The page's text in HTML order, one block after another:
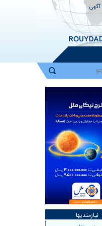
آگهی
نیازمندیها